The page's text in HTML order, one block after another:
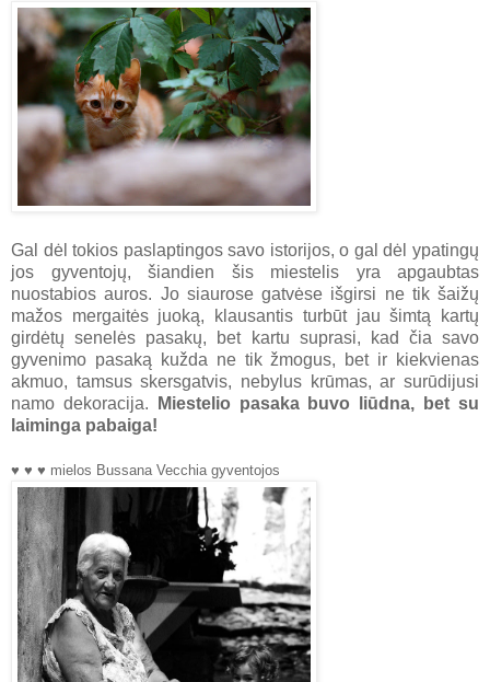
Gal dėl tokios paslaptingos savo istorijos, o gal dėl ypatingų
jos gyventojų, šiandien šis miestelis yra apgaubtas
nuostabios auros. Jo siaurose gatvėse išgirsi ne tik šaižų
mažos mergaitės juoką, klausantis turbūt jau šimtą kartų
girdėtų senelės pasakų, bet kartu suprasi, kad čia savo
gyvenimo pasaką kužda ne tik žmogus, bet ir kiekvienas
akmuo, tamsus skersgatvis, nebylus krūmas, ar surūdijusi
namo dekoracija.
Miestelio pasaka buvo liūdna, bet su
laiminga pabaiga!
♥ ♥ ♥ mielos Bussana Vecchia gyventojos